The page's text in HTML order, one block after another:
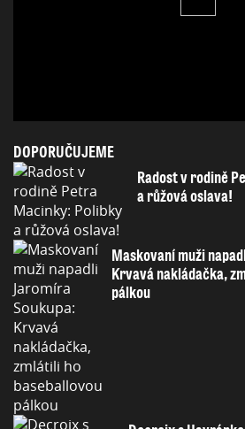
DOPORUČUJEME
Radost v rodině
a růžová oslava!
Maskovaní muži
Krvavá nakládačka,
pálkou